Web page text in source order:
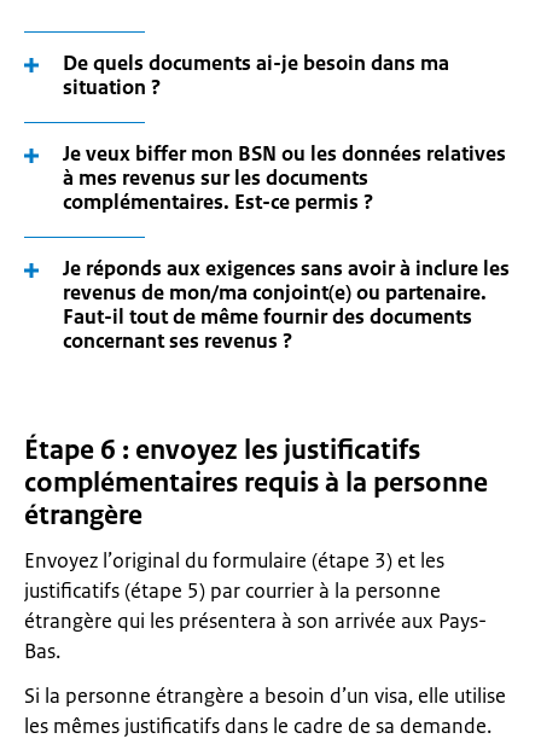
De quels documents ai-je besoin dans ma
situation ?
Je veux biffer mon BSN ou les données relatives
à mes revenus sur les documents
complémentaires. Est-ce permis ?
Je réponds aux exigences sans avoir à inclure les
revenus de mon/ma conjoint(e) ou partenaire.
Faut-il tout de même fournir des documents
concernant ses revenus ?
Étape 6 : envoyez les justificatifs
complémentaires requis à la personne
étrangère
Envoyez l’original du formulaire (étape 3) et les
justificatifs (étape 5) par courrier à la personne
étrangère qui les présentera à son arrivée aux Pays-
Bas.
Si la personne étrangère a besoin d’un visa, elle utilise
les mêmes justificatifs dans le cadre de sa demande.